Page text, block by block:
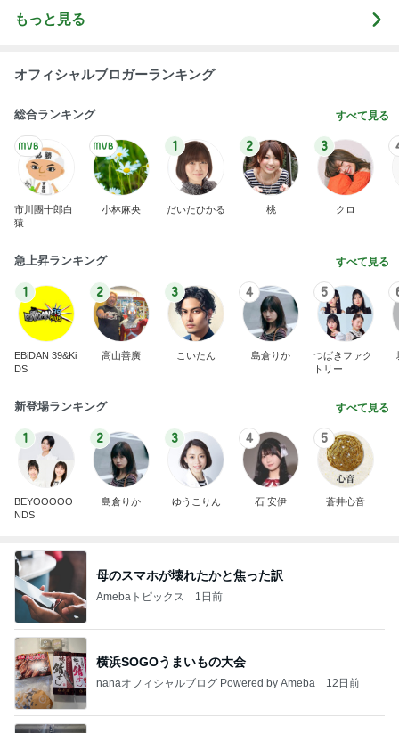
もっと見る
オフィシャルブロガーランキング
総合ランキング すべて見る
市川團十郎白
猿
小林麻央
1
だいたひかる
2
桃
3
クロ
急上昇ランキング すべて見る
1
EBiDAN 39&Ki
DS
2
高山善廣
3
こいたん
4
島倉りか
5
つばきファク
トリー
新登場ランキング すべて見る
1
BEYOOOOO
NDS
2
島倉りか
3
ゆうこりん
4
石 安伊
5
蒼井心音
母のスマホが壊れたかと焦った訳
Amebaトピックス 1日前
横浜SOGOうまいもの大会
nanaオフィシャルブログ Powered by Ameba 12日前